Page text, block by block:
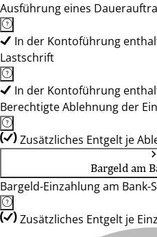
Ausführung eines
In der Kontoführung
Lastschrift
In der Kontoführung
Berechtigte Ablehnung der
Zusätzliches Entgelt je
Bargeld am
Bargeld-Einzahlung am Bank-
Zusätzliches Entgelt je